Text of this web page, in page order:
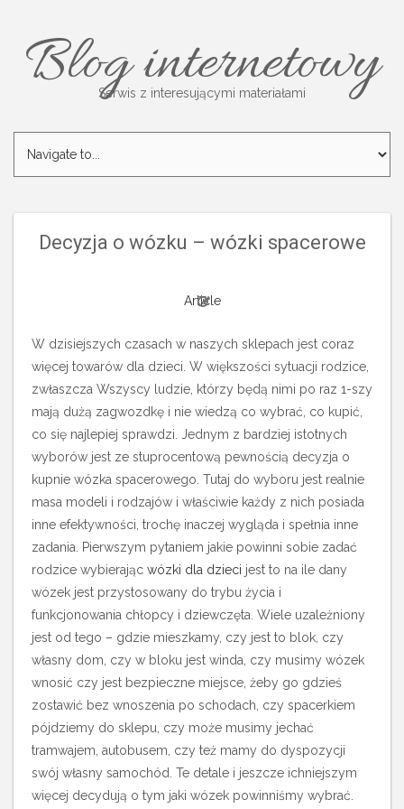
Blog internetowy
Serwis z interesującymi materiałami
Decyzja o wózku – wózki spacerowe
Article
W dzisiejszych czasach w naszych sklepach jest coraz
więcej towarów dla dzieci. W większości sytuacji rodzice,
zwłaszcza Wszyscy ludzie, którzy będą nimi po raz 1-szy
mają dużą zagwozdkę i nie wiedzą co wybrać, co kupić,
co się najlepiej sprawdzi. Jednym z bardziej istotnych
wyborów jest ze stuprocentową pewnością decyzja o
kupnie wózka spacerowego. Tutaj do wyboru jest realnie
masa modeli i rodzajów i właściwie każdy z nich posiada
inne efektywności, trochę inaczej wygląda i spełnia inne
zadania. Pierwszym pytaniem jakie powinni sobie zadać
rodzice wybierając wózki dla dzieci jest to na ile dany
wózek jest przystosowany do trybu życia i
funkcjonowania chłopcy i dziewczęta. Wiele uzależniony
jest od tego – gdzie mieszkamy, czy jest to blok, czy
własny dom, czy w bloku jest winda, czy musimy wózek
wnosić czy jest bezpieczne miejsce, żeby go gdzieś
zostawić bez wnoszenia po schodach, czy spacerkiem
pójdziemy do sklepu, czy może musimy jechać
tramwajem, autobusem, czy też mamy do dyspozycji
swój własny samochód. Te detale i jeszcze ichniejszym
więcej decydują o tym jaki wózek powinniśmy wybrać.